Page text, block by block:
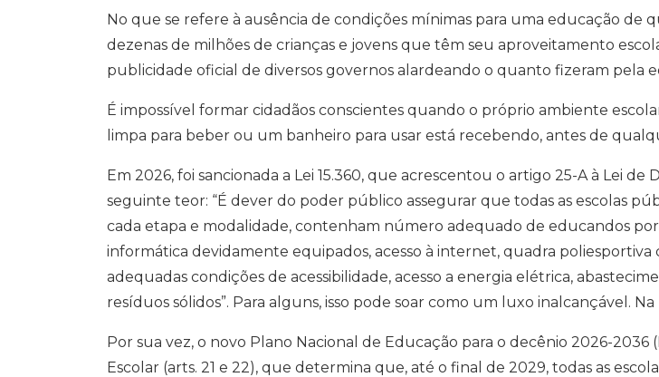
No que se refere à ausência de condições mínimas para uma educação de
dezenas de milhões de crianças e jovens que têm seu aproveitamento
publicidade oficial de diversos governos alardeando o quanto fizeram pela
É impossível formar cidadãos conscientes quando o próprio ambiente
limpa para beber ou um banheiro para usar está recebendo, antes de
Em 2026, foi sancionada a Lei 15.360, que acrescentou o artigo 25-A à Lei de
seguinte teor: “É dever do poder público assegurar que todas as escolas
cada etapa e modalidade, contenham número adequado de educandos
informática devidamente equipados, acesso à internet, quadra
adequadas condições de acessibilidade, acesso a energia elétrica,
resíduos sólidos”. Para alguns, isso pode soar como um luxo inalcançável.
Por sua vez, o novo Plano Nacional de Educação para o decênio 2026-
Escolar (arts. 21 e 22), que determina que, até o final de 2029, todas as